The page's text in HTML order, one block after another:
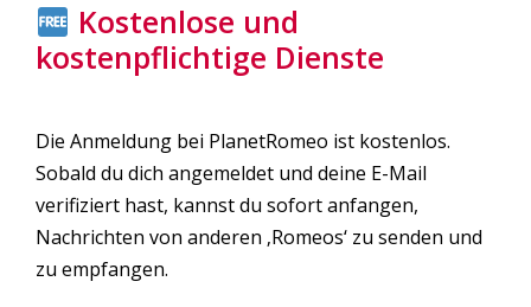
Kostenlose und
kostenpflichtige Dienste
Die Anmeldung bei PlanetRomeo ist kostenlos.
Sobald du dich angemeldet und deine E-Mail
verifiziert hast, kannst du sofort anfangen,
Nachrichten von anderen ‚Romeos‘ zu senden und
zu empfangen.